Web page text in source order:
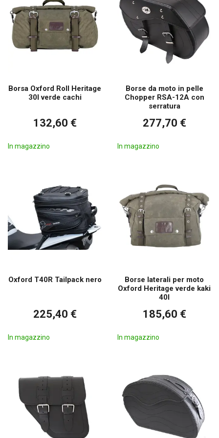
Borsa Oxford Roll Heritage
30l verde cachi
132,60 €
In magazzino
Borse da moto in pelle
Chopper RSA-12A con
serratura
277,70 €
In magazzino
Oxford T40R Tailpack nero
225,40 €
In magazzino
Borse laterali per moto
Oxford Heritage verde kaki
40l
185,60 €
In magazzino